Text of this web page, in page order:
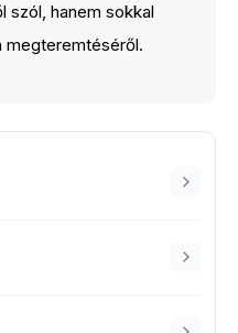
szól, hanem sokkal
megteremtéséről.